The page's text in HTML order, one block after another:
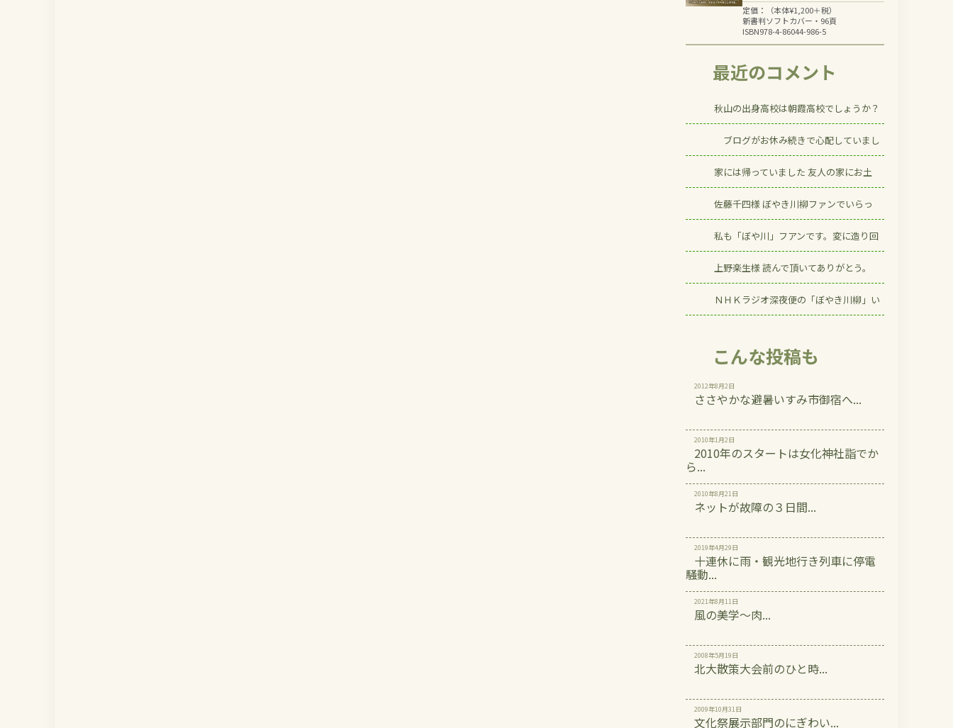
定価：（本体¥1,200＋税）
新書判ソフトカバー・96頁
ISBN978-4-86044-986-5
最近のコメント
秋山の出身高校は朝霞高校でしょうか？
ブログがお休み続きで心配していまし
家には帰っていました 友人の家にお土
佐藤千四様 ぼやき川柳ファンでいらっ
私も「ぼや川」フアンです。変に造り回
上野楽生様 読んで頂いてありがとう。
ＮＨＫラジオ深夜便の「ぼやき川柳」い
こんな投稿も
2012年8月2日
ささやかな避暑いすみ市御宿へ...
2010年1月2日
2010年のスタートは女化神社詣でか
ら...
2010年8月21日
ネットが故障の３日間...
2019年4月29日
十連休に雨・観光地行き列車に停電
騒動...
2021年8月11日
風の美学～肉...
2008年5月19日
北大散策大会前のひと時...
2009年10月31日
文化祭展示部門のにぎわい...